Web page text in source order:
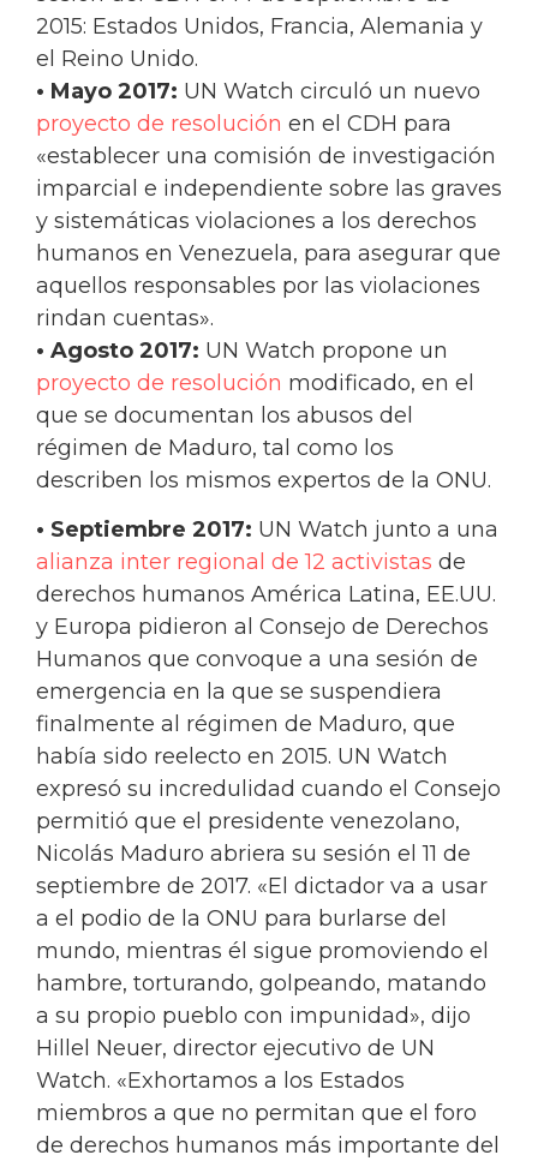
2015: Estados Unidos, Francia, Alemania y
el Reino Unido.
• Mayo 2017: UN Watch circuló un nuevo
proyecto de resolución en el CDH para
«establecer una comisión de investigación
imparcial e independiente sobre las graves
y sistemáticas violaciones a los derechos
humanos en Venezuela, para asegurar que
aquellos responsables por las violaciones
rindan cuentas».
• Agosto 2017: UN Watch propone un
proyecto de resolución modificado, en el
que se documentan los abusos del
régimen de Maduro, tal como los
describen los mismos expertos de la ONU.
• Septiembre 2017: UN Watch junto a una
alianza inter regional de 12 activistas de
derechos humanos América Latina, EE.UU.
y Europa pidieron al Consejo de Derechos
Humanos que convoque a una sesión de
emergencia en la que se suspendiera
finalmente al régimen de Maduro, que
había sido reelecto en 2015. UN Watch
expresó su incredulidad cuando el Consejo
permitió que el presidente venezolano,
Nicolás Maduro abriera su sesión el 11 de
septiembre de 2017. «El dictador va a usar
a el podio de la ONU para burlarse del
mundo, mientras él sigue promoviendo el
hambre, torturando, golpeando, matando
a su propio pueblo con impunidad», dijo
Hillel Neuer, director ejecutivo de UN
Watch. «Exhortamos a los Estados
miembros a que no permitan que el foro
de derechos humanos más importante del